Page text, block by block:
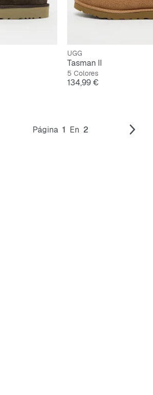
UGG
Tasman II
5 Colores
Precio
134,99 €
Página 1 En 2